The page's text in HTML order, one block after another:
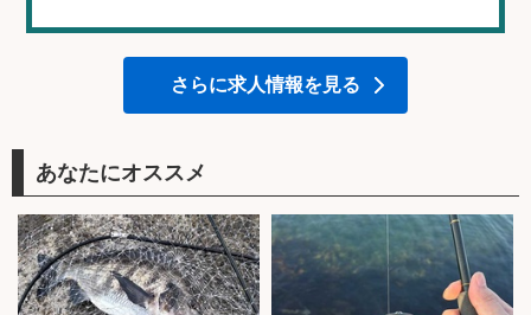
さらに求人情報を見る
あなたにオススメ